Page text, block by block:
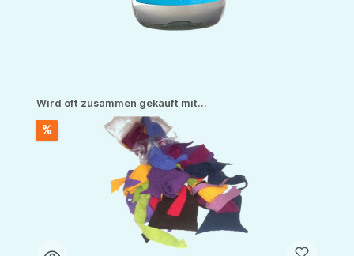
Produktgalerie überspringen
Wird oft zusammen gekauft mit...
%